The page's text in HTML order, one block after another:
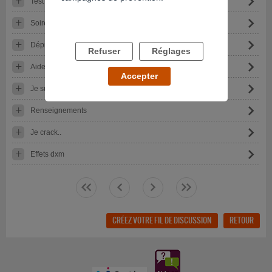
Soirée au lendemain inquiétant..
Dépression depuis que j'ai arrêter l'héroïne.
Aider mon fils à décrocher.
Je suis enceinte et je fume des joints
Renseignements
Je crack..
Effets dxm
<< < > >>
CRÉEZ VOTRE FIL DE DISCUSSION RETOUR
Refuser Réglages
Accepter